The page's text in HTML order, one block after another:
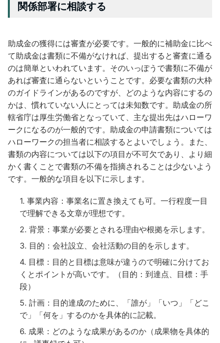
関係部署に相談する
助成金の獲得には審査が必要です。一般的に補助金に比べ
て助成金は書類に不備がなければ、提出すると審査に通る
のは簡単といわれています。そのいっぽうで書類に不備が
あれば審査に通らないということです。必要な書類の大枠
のガイドラインがあるのですが、どのような内容にするの
かは、慣れていない人にとっては未知数です。助成金の所
轄省庁は厚生労働省となっていて、主な提出先はハローワ
ークになるのが一般的です。助成金の申請書類については
ハローワークの担当者に相談するとよいでしょう。また、
書類の内容については以下の項目が不可欠であり、より細
かく書くことで書類の不備を指摘されることは少ないよう
です。一般的な項目を以下に示します。
事業内容：事業名に置き換えても可。一行程度一目
で理解できる文章が理想です。
背景：事業が必要とされる理由や根拠を示します。
目的：会社設立、会社活動の目的を示します。
目標：目的と目標は意味が違うので明確に分けてお
くとポイントが高いです。（目的：到達点、目標：手
段）
計画：目的達成のために、「誰が」「いつ」「どこ
で」「何を」するのかを具体的に記載。
成果：どのような成果があるのか（成果物を具体的